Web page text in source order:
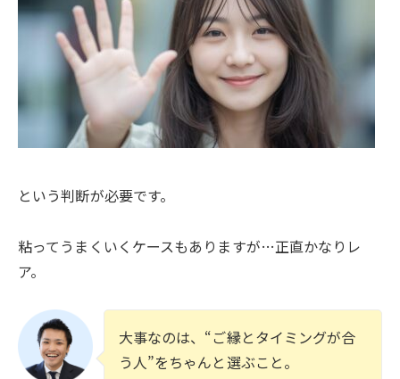
という判断が必要です。
粘ってうまくいくケースもありますが…正直かなりレ
ア。
大事なのは、“ご縁とタイミングが合
う人”をちゃんと選ぶこと。